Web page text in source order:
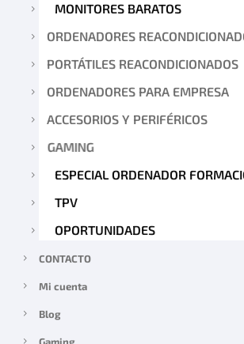
MONITORES BARATOS
ORDENADORES
PORTÁTILES REACONDICIONADOS
ORDENADORES PARA EMPRESA
ACCESORIOS Y PERIFÉRICOS
GAMING
ESPECIAL ORDENADOR
TPV
OPORTUNIDADES
CONTACTO
Mi cuenta
Blog